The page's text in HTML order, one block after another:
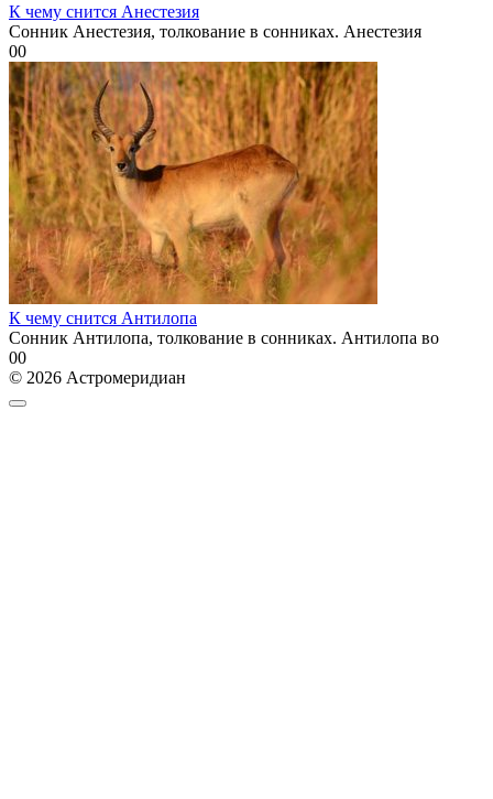
К чему снится Анестезия
Сонник Анестезия, толкование в сонниках. Анестезия
00
К чему снится Антилопа
Сонник Антилопа, толкование в сонниках. Антилопа во
00
© 2026 Астромеридиан